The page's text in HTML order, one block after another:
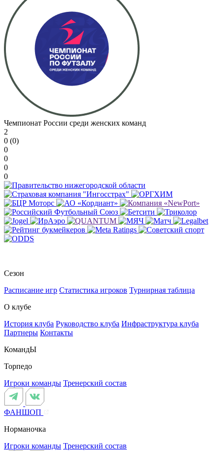
Чемпионат России среди женских команд
2
0 (0)
0
0
0
0
Сезон
Расписание игр Статистика игроков Турнирная таблица
О клубе
История клуба Руководство клуба Инфраструктура клуба
Партнеры Контакты
КомандЫ
Торпедо
Игроки команды Тренерский состав
ФАНШОП
Норманочка
Игроки команды Тренерский состав